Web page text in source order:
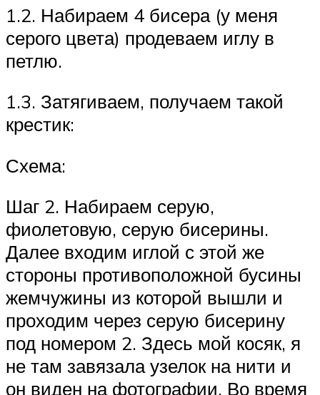
1.2. Набираем 4 бисера (у меня
серого цвета) продеваем иглу в
петлю.
1.3. Затягиваем, получаем такой
крестик:
Схема:
Шаг 2. Набираем серую,
фиолетовую, серую бисерины.
Далее входим иглой с этой же
стороны противоположной бусины
жемчужины из которой вышли и
проходим через серую бисерину
под номером 2. Здесь мой косяк, я
не там завязала узелок на нити и
он виден на фотографии. Во время